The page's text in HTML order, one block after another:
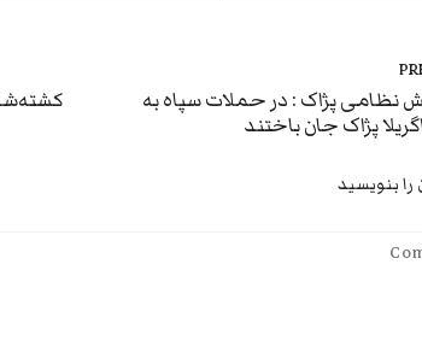
پژاک : در حملات سپاه به
را بنویسید